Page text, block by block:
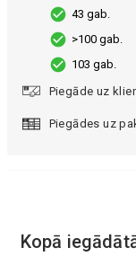
43 gab.
>100 gab.
103 gab.
Piegāde uz
Piegādes uz
Kopā